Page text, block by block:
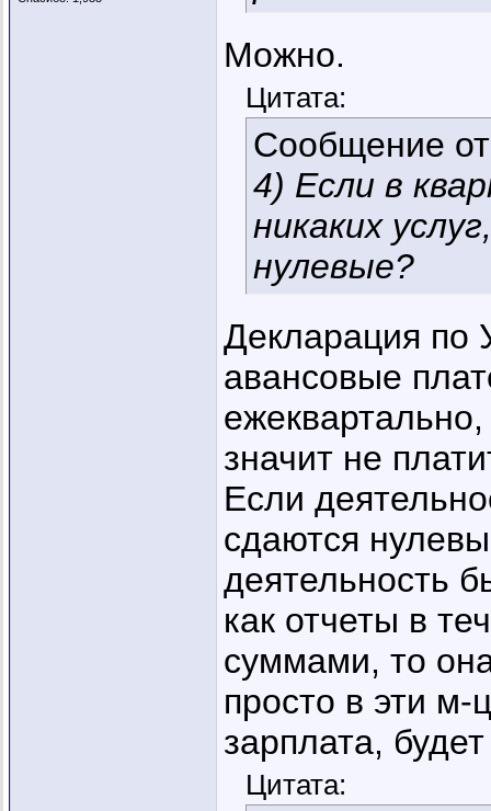
Можно.
Цитата:
Сообщение
4) Если в
никаких
нулевые?
Декларация по
авансовые
значит не
Если
сдаются
деятельность
как отчеты в
суммами, то
просто в эти м-
зарплата,
Цитата: